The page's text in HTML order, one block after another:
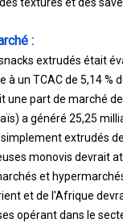
:
extrudés était
un TCAC de 5,14 %
une part de marché
a généré 25,25
extrudés
monovis devrait
et
et de l'Afrique
opérant dans le